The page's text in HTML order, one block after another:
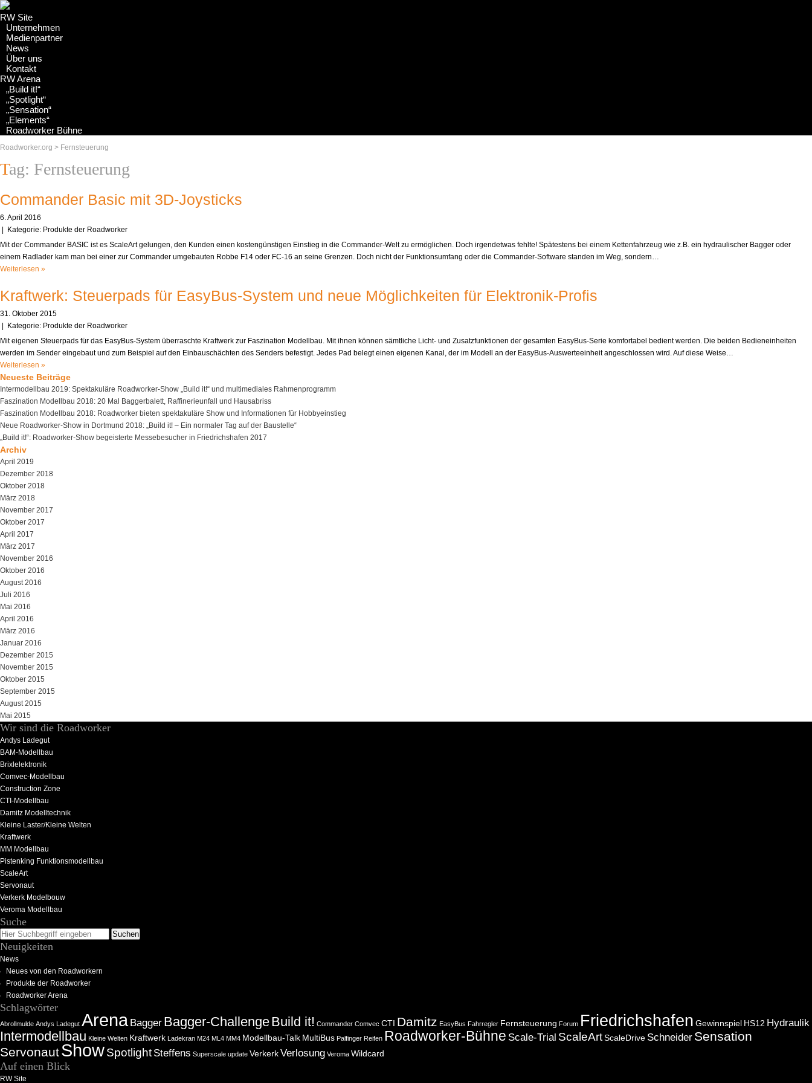
RW Site
Unternehmen
Medienpartner
News
Über uns
Kontakt
RW Arena
„Build it!“
„Spotlight“
„Sensation“
„Elements“
Roadworker Bühne
Roadworker.org > Fernsteuerung
Tag: Fernsteuerung
Commander Basic mit 3D-Joysticks
6. April 2016
| Kategorie: Produkte der Roadworker
Mit der Commander BASIC ist es ScaleArt gelungen, den Kunden einen kostengünstigen Einstieg in die Commander-Welt zu ermöglichen. Doch irgendetwas fehlte! Spätestens bei einem Kettenfahrzeug wie z.B. ein hydraulischer Bagger oder
einem Radlader kam man bei einer zur Commander umgebauten Robbe F14 oder FC-16 an seine Grenzen. Doch nicht der Funktionsumfang oder die Commander-Software standen im Weg, sondern…
Weiterlesen »
Kraftwerk: Steuerpads für EasyBus-System und neue Möglichkeiten für Elektronik-Profis
31. Oktober 2015
| Kategorie: Produkte der Roadworker
Mit eigenen Steuerpads für das EasyBus-System überraschte Kraftwerk zur Faszination Modellbau. Mit ihnen können sämtliche Licht- und Zusatzfunktionen der gesamten EasyBus-Serie komfortabel bedient werden. Die beiden Bedieneinheiten
werden im Sender eingebaut und zum Beispiel auf den Einbauschächten des Senders befestigt. Jedes Pad belegt einen eigenen Kanal, der im Modell an der EasyBus-Auswerteeinheit angeschlossen wird. Auf diese Weise…
Weiterlesen »
Neueste Beiträge
Intermodellbau 2019: Spektakuläre Roadworker-Show „Build it!“ und multimediales Rahmenprogramm
Faszination Modellbau 2018: 20 Mal Baggerbalett, Raffinerieunfall und Hausabriss
Faszination Modellbau 2018: Roadworker bieten spektakuläre Show und Informationen für Hobbyeinstieg
Neue Roadworker-Show in Dortmund 2018: „Build it! – Ein normaler Tag auf der Baustelle“
„Build it!“: Roadworker-Show begeisterte Messebesucher in Friedrichshafen 2017
Archiv
April 2019
Dezember 2018
Oktober 2018
März 2018
November 2017
Oktober 2017
April 2017
März 2017
November 2016
Oktober 2016
August 2016
Juli 2016
Mai 2016
April 2016
März 2016
Januar 2016
Dezember 2015
November 2015
Oktober 2015
September 2015
August 2015
Mai 2015
Wir sind die Roadworker
Andys Ladegut
BAM-Modellbau
Brixlelektronik
Comvec-Modellbau
Construction Zone
CTI-Modellbau
Damitz Modelltechnik
Kleine Laster/Kleine Welten
Kraftwerk
MM Modellbau
Pistenking Funktionsmodellbau
ScaleArt
Servonaut
Verkerk Modelbouw
Veroma Modellbau
Suche
Neuigkeiten
News
Neues von den Roadworkern
Produkte der Roadworker
Roadworker Arena
Schlagwörter
Abrollmulde Andys Ladegut Arena Bagger Bagger-ChallengeBuild it! Commander Comvec CTI Damitz EasyBus Fahrregler Fernsteuerung Forum Friedrichshafen Gewinnspiel HS12 Hydraulik
Intermodellbau Kleine Welten Kraftwerk Ladekran M24 ML4 MM4 Modellbau-Talk MultiBus Palfinger Reifen Roadworker-Bühne Scale-Trial ScaleArtScaleDrive Schneider Sensation
ServonautShowSpotlight Steffens Superscale update VerkerkVerlosung Veroma Wildcard
Auf einen Blick
RW Site